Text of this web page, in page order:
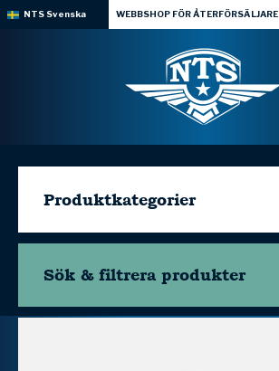
NTS Svenska WEBBSHOP FÖR ÅTERFÖRSÄLJARE
Produktkategorier
Sök & filtrera produkter